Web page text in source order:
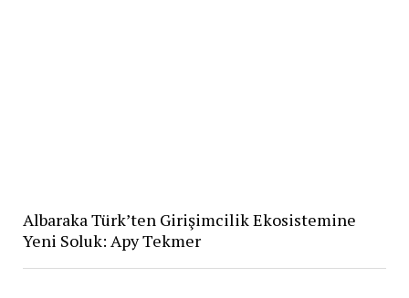
Albaraka Türk’ten Girişimcilik Ekosistemine
Yeni Soluk: Apy Tekmer